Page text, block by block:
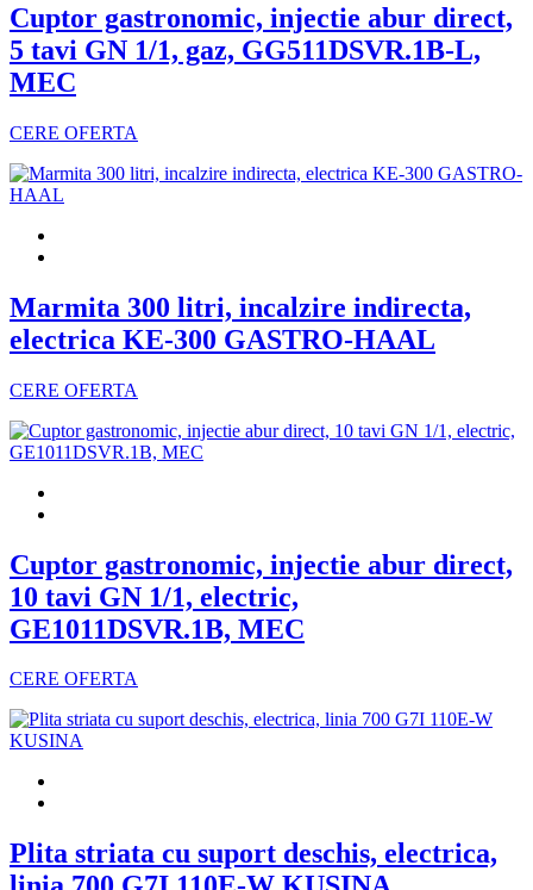
Cuptor gastronomic, injectie abur direct,
5 tavi GN 1/1, gaz, GG511DSVR.1B-L,
MEC
CERE OFERTA
Marmita 300 litri, incalzire indirecta,
electrica KE-300 GASTRO-HAAL
CERE OFERTA
Cuptor gastronomic, injectie abur direct,
10 tavi GN 1/1, electric,
GE1011DSVR.1B, MEC
CERE OFERTA
Plita striata cu suport deschis, electrica,